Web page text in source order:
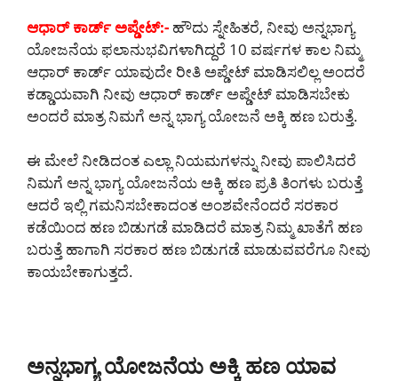
ಆಧಾರ್ ಕಾರ್ಡ್ ಅಪ್ಡೇಟ್:- ಹೌದು ಸ್ನೇಹಿತರೆ, ನೀವು ಅನ್ನಭಾಗ್ಯ
ಯೋಜನೆಯ ಫಲಾನುಭವಿಗಳಾಗಿದ್ದರೆ 10 ವರ್ಷಗಳ ಕಾಲ ನಿಮ್ಮ
ಆಧಾರ್ ಕಾರ್ಡ್ ಯಾವುದೇ ರೀತಿ ಅಪ್ಡೇಟ್ ಮಾಡಿಸಲಿಲ್ಲ ಅಂದರೆ
ಕಡ್ಡಾಯವಾಗಿ ನೀವು ಆಧಾರ್ ಕಾರ್ಡ್ ಅಪ್ಡೇಟ್ ಮಾಡಿಸಬೇಕು
ಅಂದರೆ ಮಾತ್ರ ನಿಮಗೆ ಅನ್ನ ಭಾಗ್ಯ ಯೋಜನೆ ಅಕ್ಕಿ ಹಣ ಬರುತ್ತೆ.
ಈ ಮೇಲೆ ನೀಡಿದಂತ ಎಲ್ಲಾ ನಿಯಮಗಳನ್ನು ನೀವು ಪಾಲಿಸಿದರೆ
ನಿಮಗೆ ಅನ್ನ ಭಾಗ್ಯ ಯೋಜನೆಯ ಅಕ್ಕಿ ಹಣ ಪ್ರತಿ ತಿಂಗಳು ಬರುತ್ತೆ
ಆದರೆ ಇಲ್ಲಿ ಗಮನಿಸಬೇಕಾದಂತ ಅಂಶವೇನೆಂದರೆ ಸರಕಾರ
ಕಡೆಯಿಂದ ಹಣ ಬಿಡುಗಡೆ ಮಾಡಿದರೆ ಮಾತ್ರ ನಿಮ್ಮ ಖಾತೆಗೆ ಹಣ
ಬರುತ್ತೆ ಹಾಗಾಗಿ ಸರಕಾರ ಹಣ ಬಿಡುಗಡೆ ಮಾಡುವವರೆಗೂ ನೀವು
ಕಾಯಬೇಕಾಗುತ್ತದೆ.
ಅನ್ನಭಾಗ್ಯ ಯೋಜನೆಯ ಅಕ್ಕಿ ಹಣ ಯಾವ